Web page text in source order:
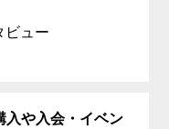
ビュー
入や入会・イベン